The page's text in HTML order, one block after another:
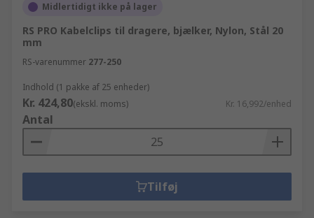
Midlertidigt ikke på lager
RS PRO Kabelclips til dragere, bjælker, Nylon, Stål 20
mm
RS-varenummer 277-250
Indhold (1 pakke af 25 enheder)
Kr. 424,80(ekskl. moms) Kr. 16,992/enhed
Antal
Tilføj